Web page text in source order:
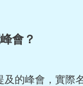
會？
及的峰會，實際